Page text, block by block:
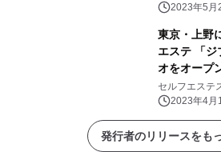
2023年5月
東京・上野
エステ 「ジ
オをオープ
セルフエス
2023年4月
発行者のリリースをも